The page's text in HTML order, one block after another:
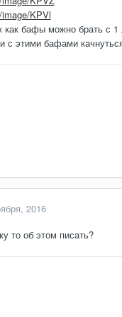
KPVl
как бафы можно брать с 1
с этими бафами
2016
то об этом писать?